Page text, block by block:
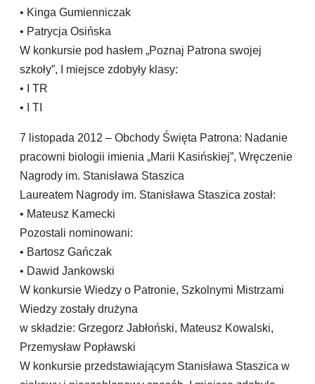
• Kinga Gumienniczak
• Patrycja Osińska
W konkursie pod hasłem „Poznaj Patrona swojej
szkoły”, I miejsce zdobyły klasy:
• I TR
• I TI
7 listopada 2012 – Obchody Święta Patrona: Nadanie
pracowni biologii imienia „Marii Kasińskiej”, Wręczenie
Nagrody im. Stanisława Staszica
Laureatem Nagrody im. Stanisława Staszica został:
• Mateusz Kamecki
Pozostali nominowani:
• Bartosz Gańczak
• Dawid Jankowski
W konkursie Wiedzy o Patronie, Szkolnymi Mistrzami
Wiedzy zostały drużyna
w składzie: Grzegorz Jabłoński, Mateusz Kowalski,
Przemysław Popławski
W konkursie przedstawiającym Stanisława Staszica w